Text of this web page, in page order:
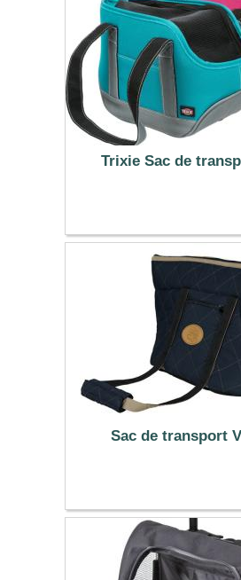
Trixie Sac de
21.99 €
Sac de transport
20.99 €